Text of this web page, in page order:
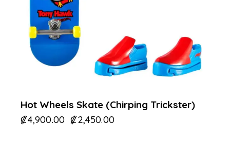
Hot Wheels Skate (Chirping Trickster)
₡4,900.00 ₡2,450.00